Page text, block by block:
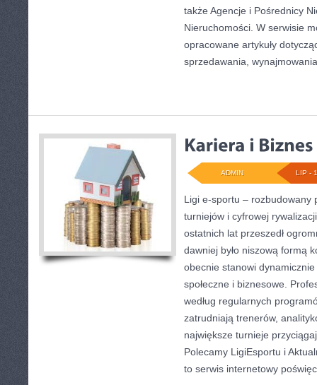
także Agencje i Pośrednicy
Nieruchomości. W serwisie
opracowane artykuły
sprzedawania, wynajmowania
LIP -
ADMIN
Ligi e-sportu – rozbudowany
turniejów i cyfrowej
ostatnich lat przeszedł
dawniej było niszową formą
obecnie stanowi
społeczne i biznesowe.
według regularnych
zatrudniają trenerów,
największe turnieje
Polecamy LigiEsportu i
to serwis internetowy